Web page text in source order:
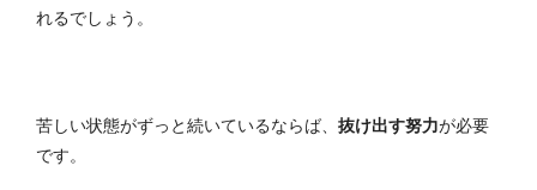
れるでしょう。
苦しい状態がずっと続いているならば、 抜け出す努力が必要
です。